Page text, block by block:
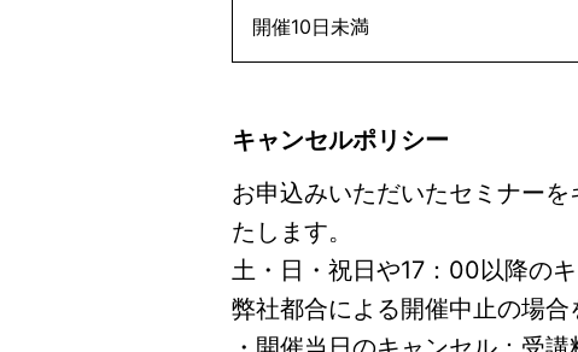
開催10日未満
キャンセルポリシー
お申込みいただいたセミナー
たします。
土・日・祝日や17：00以降の
弊社都合による開催中止の場